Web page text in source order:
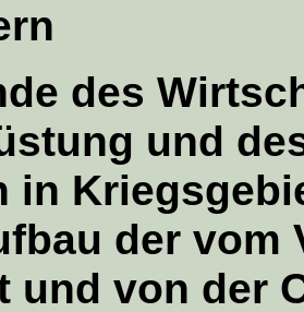
des
und
in
der vom
und von der